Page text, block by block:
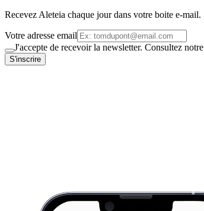
Recevez Aleteia chaque jour dans votre boite e-mail.
Votre adresse email
J'accepte de recevoir la newsletter. Consultez notre
S'inscrire